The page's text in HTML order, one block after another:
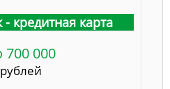
кредитная карта
700 000
рублей